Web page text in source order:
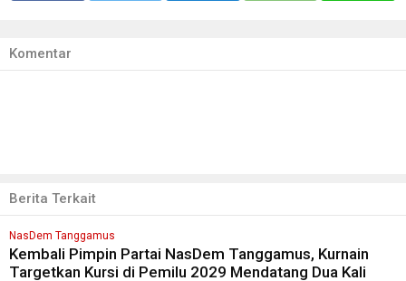
Komentar
Berita Terkait
NasDem Tanggamus
Kembali Pimpin Partai NasDem Tanggamus, Kurnain
Targetkan Kursi di Pemilu 2029 Mendatang Dua Kali